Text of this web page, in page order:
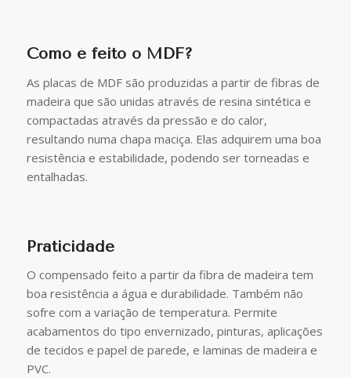
Como é feito o MDF?
As placas de MDF são produzidas a partir de fibras de
madeira que são unidas através de resina sintética e
compactadas através da pressão e do calor,
resultando numa chapa maciça. Elas adquirem uma boa
resistência e estabilidade, podendo ser torneadas e
entalhadas.
Praticidade
O compensado feito a partir da fibra de madeira tem
boa resistência a água e durabilidade. Também não
sofre com a variação de temperatura. Permite
acabamentos do tipo envernizado, pinturas, aplicações
de tecidos e papel de parede, e laminas de madeira e
PVC.